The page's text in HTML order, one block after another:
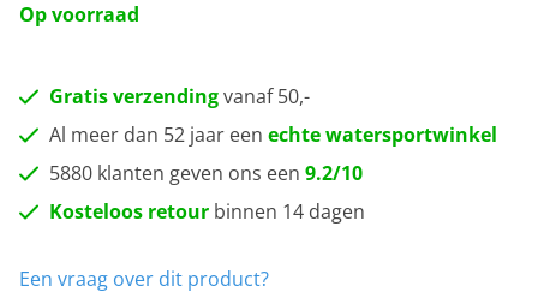
Op voorraad
Gratis verzendingvanaf 50,-
Al meer dan 52 jaar een echte watersportwinkel
5880 klanten geven ons een 9.2/10
Kosteloos retour binnen 14 dagen
Een vraag over dit product?